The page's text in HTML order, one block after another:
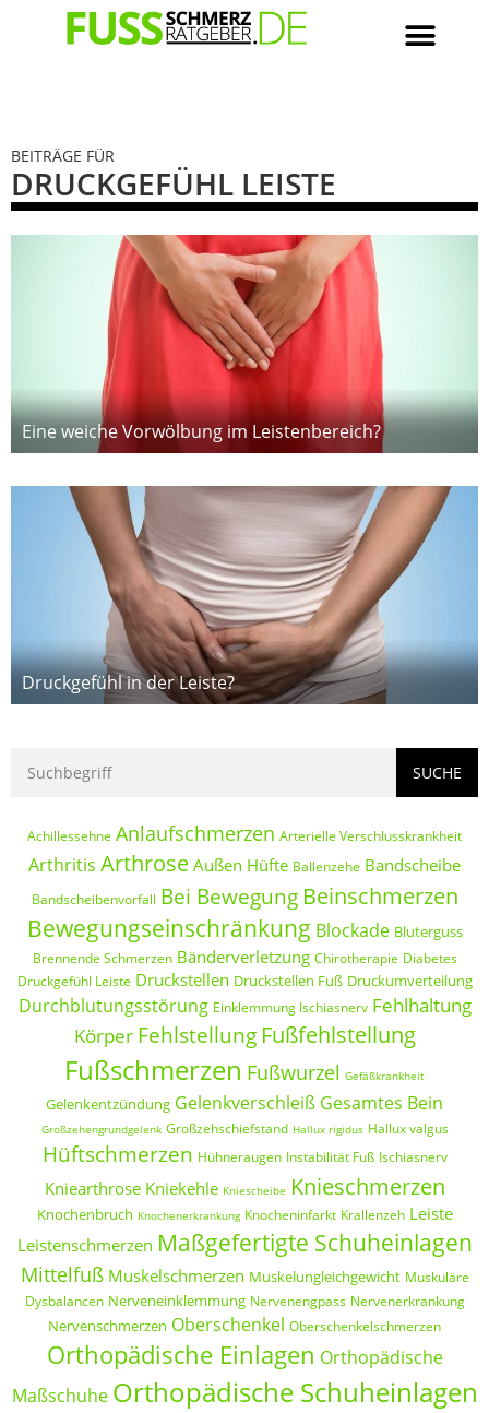
BEITRÄGE FÜR
DRUCKGEFÜHL LEISTE
Eine weiche Vorwölbung im Leistenbereich?
Druckgefühl in der Leiste?
SUCHE
Achillessehne Anlaufschmerzen Arterielle Verschlusskrankheit
Arthritis Arthrose Außen Hüfte Ballenzehe Bandscheibe
Bandscheibenvorfall Bei Bewegung Beinschmerzen
Bewegungseinschränkung Blockade Bluterguss
Brennende Schmerzen Bänderverletzung Chirotherapie Diabetes
Druckgefühl Leiste Druckstellen Druckstellen Fuß Druckumverteilung
Durchblutungsstörung Einklemmung Ischiasnerv Fehlhaltung
Körper Fehlstellung Fußfehlstellung
Fußschmerzen Fußwurzel Gefäßkrankheit
Gelenkentzündung Gelenkverschleiß Gesamtes Bein
Großzehengrundgelenk Großzehschiefstand Hallux rigidus Hallux valgus
Hüftschmerzen Hühneraugen Instabilität Fuß Ischiasnerv
Kniearthrose Kniekehle Kniescheibe Knieschmerzen
Knochenbruch Knochenerkrankung Knocheninfarkt Krallenzeh Leiste
Leistenschmerzen Maßgefertigte Schuheinlagen
Mittelfuß Muskelschmerzen Muskelungleichgewicht Muskuläre
Dysbalancen Nerveneinklemmung Nervenengpass Nervenerkrankung
Nervenschmerzen Oberschenkel Oberschenkelschmerzen
Orthopädische Einlagen Orthopädische
Maßschuhe Orthopädische Schuheinlagen